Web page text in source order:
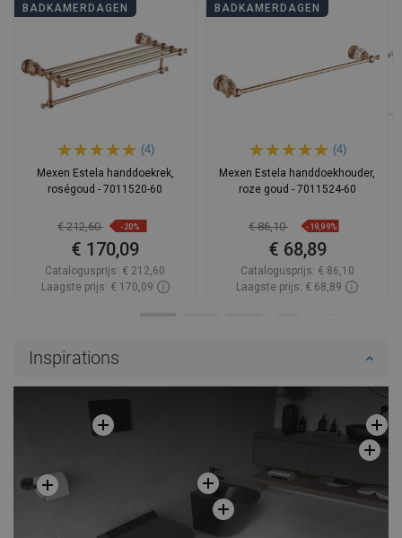
BADKAMERDAGEN
(4)
Mexen Estela handdoekrek,
roségoud - 7011520-60
€ 212,60 -20%
€ 170,09
Catalogusprijs: € 212,60
Laagste prijs: € 170,09
BADKAMERDAGEN
(4)
Mexen Estela handdoekhouder,
roze goud - 7011524-60
€ 86,10 -19,99%
€ 68,89
Catalogusprijs: € 86,10
Laagste prijs: € 68,89
Inspirations